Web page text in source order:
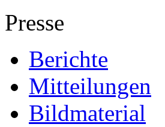
Presse
Berichte
Mitteilungen
Bildmaterial